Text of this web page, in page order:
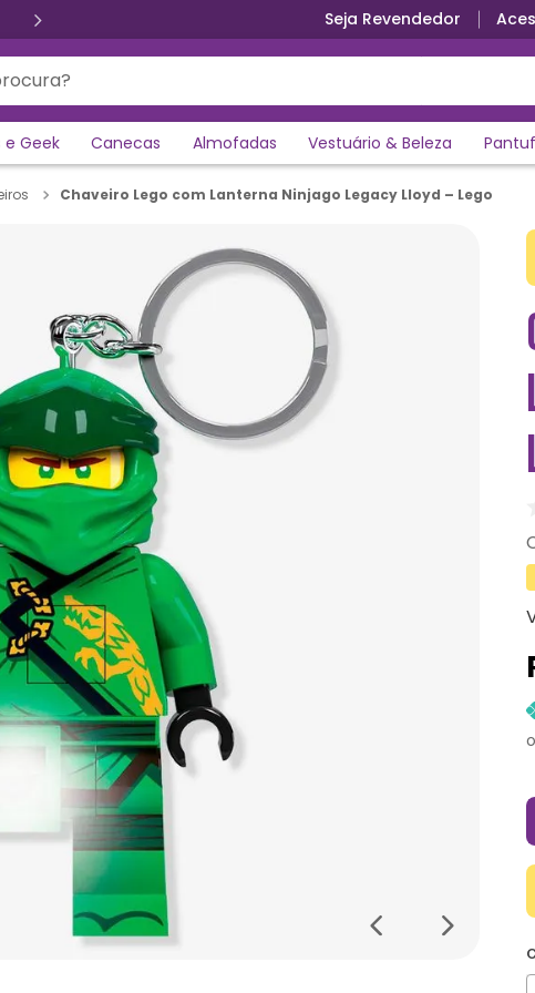
Seja Revendedor
e Geek Canecas Almofadas Vestuário & Beleza
Chaveiro Lego com Lanterna Ninjago Legacy Lloyd – Lego